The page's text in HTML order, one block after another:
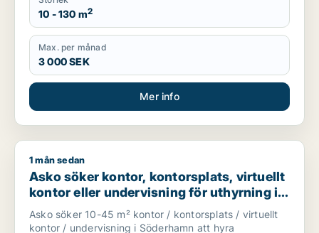
10 - 130 m2
Max. per månad
3 000 SEK
Mer info
Asko söker kontor, kontorsplats, virtuellt kontor eller
1 mån sedan
Asko söker kontor, kontorsplats, virtuellt
kontor eller undervisning för uthyrning i
Söderhamn
Asko söker 10-45 m² kontor / kontorsplats / virtuellt
kontor / undervisning i Söderhamn att hyra